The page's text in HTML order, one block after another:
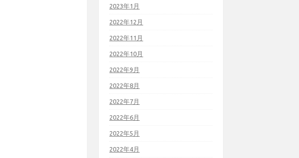
2023年1月
2022年12月
2022年11月
2022年10月
2022年9月
2022年8月
2022年7月
2022年6月
2022年5月
2022年4月